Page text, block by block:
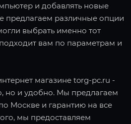
и добавлять новые
предлагаем различные опции
выбрать именно тот
вам по параметрам и
магазине torg-pc.ru -
но и удобно. Мы предлагаем
Москве и гарантию на все
мы предоставляем